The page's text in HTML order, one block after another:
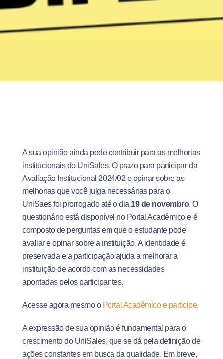
A sua opinião ainda pode contribuir para as melhorias
institucionais do UniSales. O prazo para participar da
Avaliação Institucional 2024/02 e opinar sobre as
melhorias que você julga necessárias para o
UniSaes foi prorrogado até o dia 19 de novembro. O
questionário está disponível no Portal Acadêmico e é
composto de perguntas em que o estudante pode
avaliar e opinar sobre a instituição. A identidade é
preservada e a participação ajuda a melhorar a
instituição de acordo com as necessidades
apontadas pelos participantes.
Acesse agora mesmo o Portal Acadêmico e participe.
A expressão de sua opinião é fundamental para o
crescimento do UniSales, que se dá pela definição de
ações constantes em busca da qualidade. Em breve,